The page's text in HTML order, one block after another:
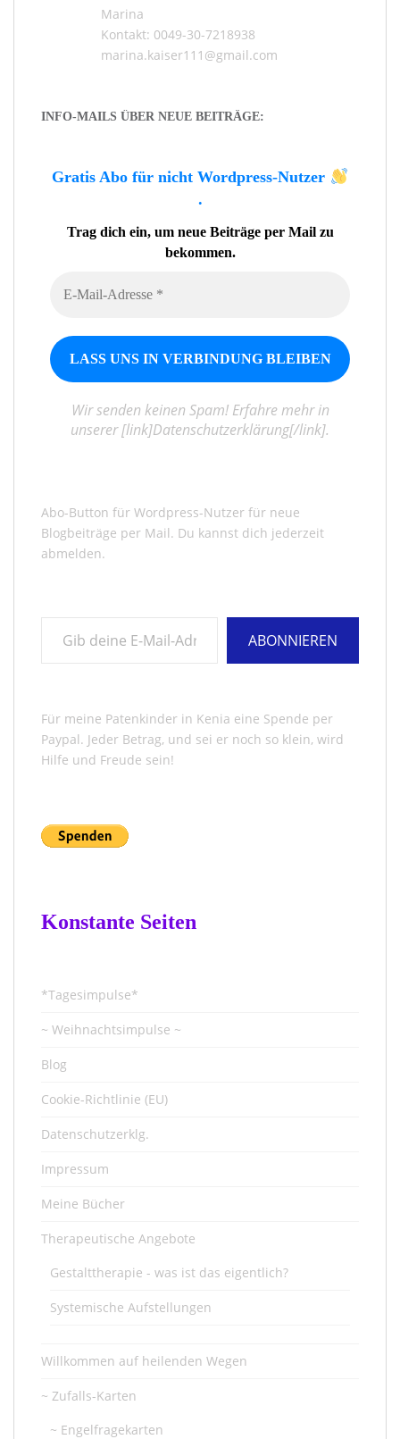
Marina
Kontakt: 0049-30-7218938
marina.kaiser111@gmail.com
INFO-MAILS ÜBER NEUE BEITRÄGE:
Gratis Abo für nicht Wordpress-Nutzer
.
Trag dich ein, um neue Beiträge per Mail zu
bekommen.
Wir senden keinen Spam! Erfahre mehr in
unserer [link]Datenschutzerklärung[/link].
Abo-Button für Wordpress-Nutzer für neue
Blogbeiträge per Mail. Du kannst dich jederzeit
abmelden.
ABONNIEREN
Für meine Patenkinder in Kenia eine Spende per
Paypal. Jeder Betrag, und sei er noch so klein, wird
Hilfe und Freude sein!
Konstante Seiten
*Tagesimpulse*
~ Weihnachtsimpulse ~
Blog
Cookie-Richtlinie (EU)
Datenschutzerklg.
Impressum
Meine Bücher
Therapeutische Angebote
Gestalttherapie - was ist das eigentlich?
Systemische Aufstellungen
Willkommen auf heilenden Wegen
~ Zufalls-Karten
~ Engelfragekarten